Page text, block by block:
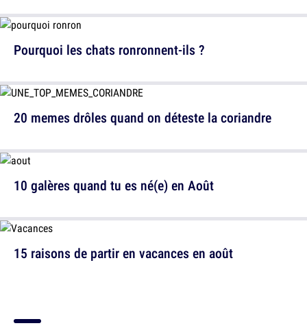
Pourquoi les chats ronronnent-ils ?
10 galères quand tu es né(e) en Août
20 memes drôles quand on déteste la coriandre
15 raisons de partir en vacances en août